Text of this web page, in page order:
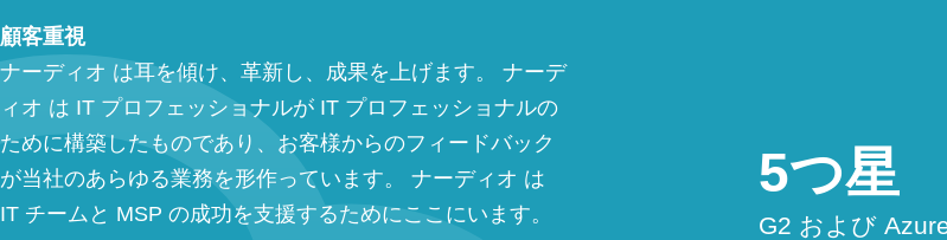
顧客重視
ナーディオ は耳を傾け、革新し、成果を上げます。 ナーデ
ィオ は IT プロフェッショナルが IT プロフェッショナルの
ために構築したものであり、お客様からのフィードバック
が当社のあらゆる業務を形作っています。 ナーディオ は
IT チームと MSP の成功を支援するためにここにいます。
5つ星
G2 および